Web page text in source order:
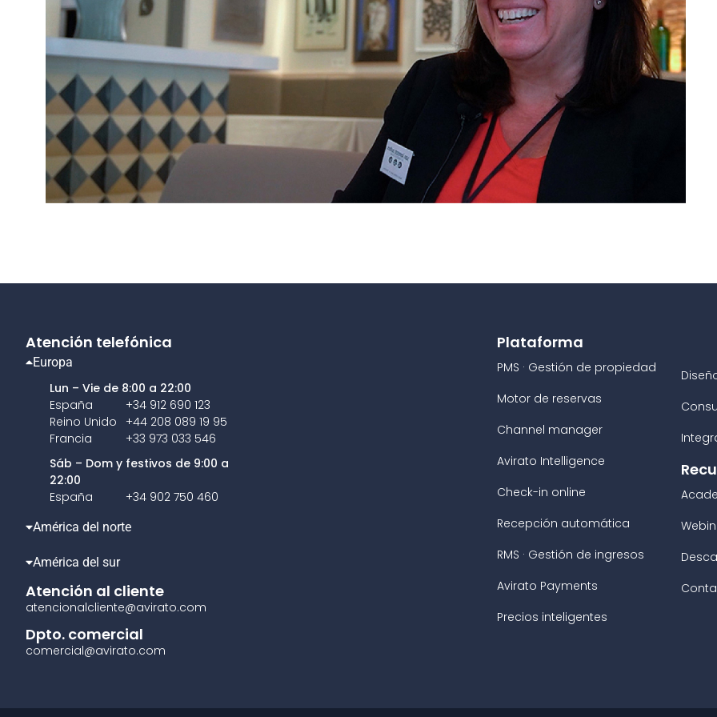
Atención telefónica
Europa
Lun – Vie de 8:00 a 22:00
España
+34 912 690 123
Reino Unido
+44 208 089 19 95
Francia
+33 973 033 546
Sáb – Dom y festivos de 9:00 a
22:00
España
+34 902 750 460
América del norte
América del sur
Atención al cliente
atencionalcliente@avirato.com
Dpto. comercial
comercial@avirato.com
Plataforma
PMS · Gestión de propiedad
Motor de reservas
Channel manager
Avirato Intelligence
Check-in online
Recepción automática
RMS · Gestión de ingresos
Avirato Payments
Precios inteligentes